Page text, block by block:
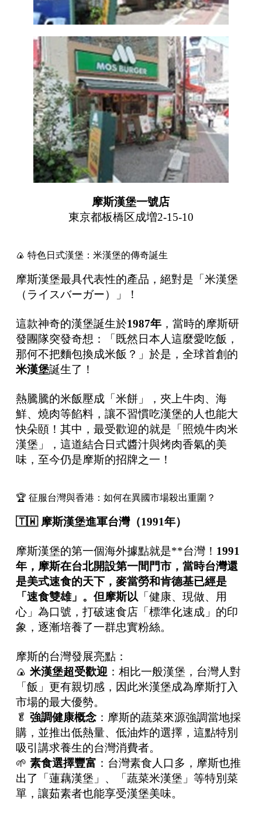
摩斯漢堡一號店
東京都板橋区成増2-15-10
🍙 特色日式漢堡：米漢堡的傳奇誕生
摩斯漢堡最具代表性的產品，絕對是「米漢堡
（ライスバーガー）」！
這款神奇的漢堡誕生於1987年，當時的摩斯研
發團隊突發奇想：「既然日本人這麼愛吃飯，
那何不把麵包換成米飯？」於是，全球首創的
米漢堡誕生了！
熱騰騰的米飯壓成「米餅」，夾上牛肉、海
鮮、燒肉等餡料，讓不習慣吃漢堡的人也能大
快朵頤！其中，最受歡迎的就是「照燒牛肉米
漢堡」，這道結合日式醬汁與烤肉香氣的美
味，至今仍是摩斯的招牌之一！
🏆 征服台灣與香港：如何在異國市場殺出重圍？
🇹🇼 摩斯漢堡進軍台灣（1991年）
摩斯漢堡的第一個海外據點就是**台灣！ 1991
年，摩斯在台北開設第一間門市，當時台灣還
是美式速食的天下，麥當勞和肯德基已經是
「速食雙雄」。但摩斯以 「健康、現做、用
心」為口號，打破速食店「標準化速成」的印
象，逐漸培養了一群忠實粉絲。
摩斯的台灣發展亮點：
🍙 米漢堡超受歡迎 ：相比一般漢堡，台灣人對
「飯」更有親切感，因此米漢堡成為摩斯打入
市場的最大優勢。
🥬 強調健康概念：摩斯的蔬菜來源強調當地採
購，並推出低熱量、低油炸的選擇，這點特別
吸引講求養生的台灣消費者。
🌱 素食選擇豐富 ：台灣素食人口多，摩斯也推
出了「蓮藕漢堡」、「蔬菜米漢堡」等特別菜
單，讓茹素者也能享受漢堡美味。